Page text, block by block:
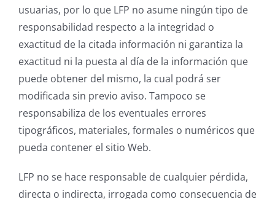
usuarias, por lo que LFP no asume ningún tipo de
responsabilidad respecto a la integridad o
exactitud de la citada información ni garantiza la
exactitud ni la puesta al día de la información que
puede obtener del mismo, la cual podrá ser
modificada sin previo aviso. Tampoco se
responsabiliza de los eventuales errores
tipográficos, materiales, formales o numéricos que
pueda contener el sitio Web.
LFP no se hace responsable de cualquier pérdida,
directa o indirecta, irrogada como consecuencia de